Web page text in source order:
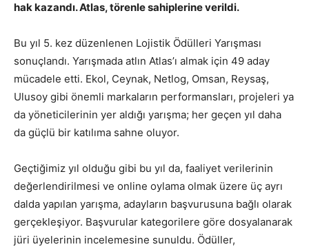
hak kazandı. Atlas, törenle sahiplerine verildi.
Bu yıl 5. kez düzenlenen Lojistik Ödülleri Yarışması
sonuçlandı. Yarışmada atlın Atlas’ı almak için 49 aday
mücadele etti. Ekol, Ceynak, Netlog, Omsan, Reysaş,
Ulusoy gibi önemli markaların performansları, projeleri ya
da yöneticilerinin yer aldığı yarışma; her geçen yıl daha
da güçlü bir katılıma sahne oluyor.
Geçtiğimiz yıl olduğu gibi bu yıl da, faaliyet verilerinin
değerlendirilmesi ve online oylama olmak üzere üç ayrı
dalda yapılan yarışma, adayların başvurusuna bağlı olarak
gerçekleşiyor. Başvurular kategorilere göre dosyalanarak
jüri üyelerinin incelemesine sunuldu. Ödüller,